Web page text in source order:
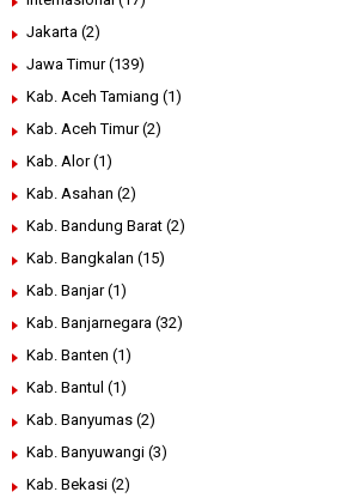
Jakarta (2)
Jawa Timur (139)
Kab. Aceh Tamiang (1)
Kab. Aceh Timur (2)
Kab. Alor (1)
Kab. Asahan (2)
Kab. Bandung Barat (2)
Kab. Bangkalan (15)
Kab. Banjar (1)
Kab. Banjarnegara (32)
Kab. Banten (1)
Kab. Bantul (1)
Kab. Banyumas (2)
Kab. Banyuwangi (3)
Kab. Bekasi (2)